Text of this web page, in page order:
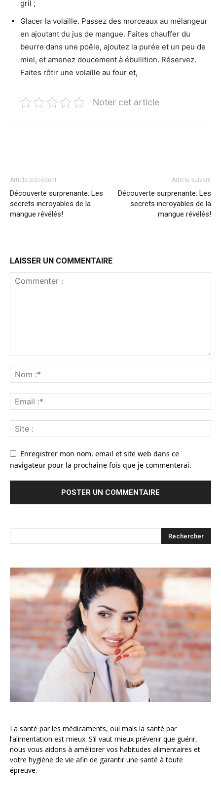
gril ;
Glacer la volaille. Passez des morceaux au mélangeur
en ajoutant du jus de mangue. Faites chauffer du
beurre dans une poêle, ajoutez la purée et un peu de
miel, et amenez doucement à ébullition. Réservez.
Faites rôtir une volaille au four et,
Noter cet article
Article précédent
Découverte surprenante: Les
secrets incroyables de la
mangue révélés!
Article suivant
Découverte surprenante: Les
secrets incroyables de la
mangue révélés!
LAISSER UN COMMENTAIRE
Enregistrer mon nom, email et site web dans ce
navigateur pour la prochaine fois que je commenterai.
La santé par les médicaments, oui mais la santé par
l’alimentation est mieux. S’il vaut mieux prévenir que guérir,
nous vous aidons à améliorer vos habitudes alimentaires et
votre hygiène de vie afin de garantir une santé à toute
épreuve.